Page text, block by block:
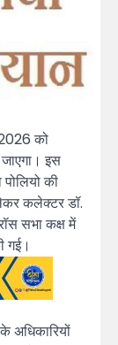
को
इस
की
कलेक्टर डॉ.
सभा कक्ष में
गई।
अधिकारियों